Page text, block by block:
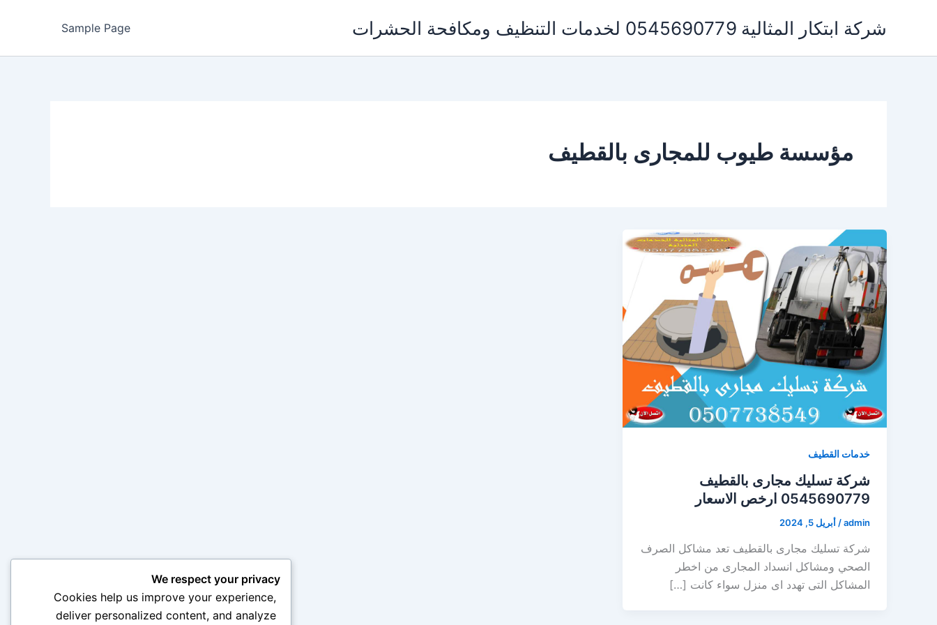
شركة ابتكار المثالية 0545690779 لخدمات التنظيف ومكافحة الحشرات Sample Page
مؤسسة طيوب للمجارى بالقطيف
خدمات القطيف
شركة تسليك مجارى بالقطيف
0545690779 ارخص الاسعار
admin
/ أبريل 5, 2024
شركة تسليك مجارى بالقطيف تعد مشاكل الصرف
الصحي ومشاكل انسداد المجارى من اخطر
المشاكل التى تهدد اى منزل سواء كانت […]
We respect your privacy
Cookies help us improve your experience,
deliver personalized content, and analyze